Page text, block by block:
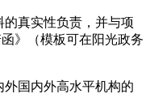
真实性负责，并与项
》（模板可在阳光政务
国内外高水平机构的